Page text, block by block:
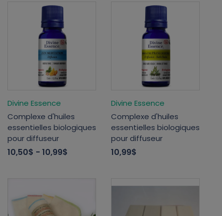
Divine Essence
Complexe d'huiles
essentielles biologiques
pour diffuseur
10,50$ - 10,99$
Divine Essence
Complexe d'huiles
essentielles biologiques
pour diffuseur
10,99$